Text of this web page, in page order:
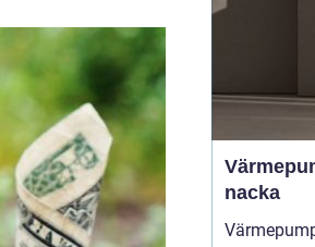
nacka